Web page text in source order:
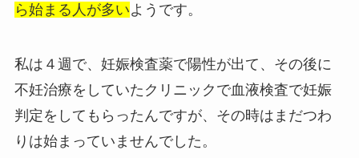
ら始まる人が多いようです。
私は４週で、妊娠検査薬で陽性が出て、その後に
不妊治療をしていたクリニックで血液検査で妊娠
判定をしてもらったんですが、その時はまだつわ
りは始まっていませんでした。